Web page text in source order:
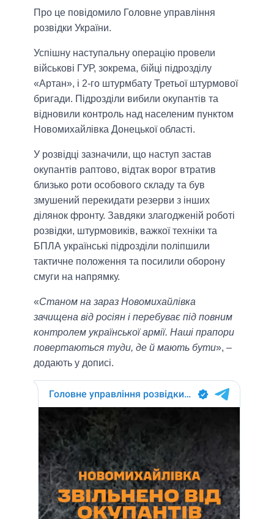
Про це повідомило Головне управління
розвідки України.
Успішну наступальну операцію провели
військові ГУР, зокрема, бійці підрозділу
«Артан», і 2-го штурмбату Третьої штурмової
бригади. Підрозділи вибили окупантів та
відновили контроль над населеним пунктом
Новомихайлівка Донецької області.
У розвідці зазначили, що наступ застав
окупантів раптово, відтак ворог втратив
близько роти особового складу та був
змушений перекидати резерви з інших
ділянок фронту. Завдяки злагодженій роботі
розвідки, штурмовиків, важкої техніки та
БПЛА українські підрозділи поліпшили
тактичне положення та посилили оборону
смуги на напрямку.
«Станом на зараз Новомихайлівка
зачищена від росіян і перебуває під повним
контролем української армії. Наші прапори
повертаються туди, де й мають бути», –
додають у дописі.